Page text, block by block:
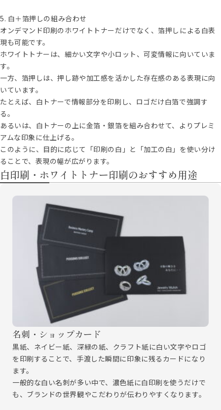
5. 白＋箔押しの組み合わせ
オンデマンド印刷のホワイトトナーだけでなく、箔押しによる白表
現も可能です。
ホワイトトナーは、細かい文字や小ロット、可変情報に向いていま
す。
一方、箔押しは、押し跡や加工感を活かした存在感のある表現に向
いています。
たとえば、白トナーで情報部分を印刷し、ロゴだけ白箔で強調す
る。
あるいは、白トナーの上に金箔・銀箔を組み合わせて、よりプレミ
アムな印象に仕上げる。
このように、目的に応じて「印刷の白」と「加工の白」を使い分け
ることで、表現の幅が広がります。
白印刷・ホワイトトナー印刷のおすすめ用途
名刺・ショップカード
黒紙、ネイビー紙、深緑の紙、クラフト紙に白い文字やロゴ
を印刷することで、手渡した瞬間に印象に残るカードになり
ます。
一般的な白い名刺が多い中で、濃色紙に白印刷を使うだけで
も、ブランドの世界観やこだわりが伝わりやすくなります。